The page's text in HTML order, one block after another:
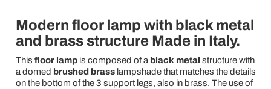
Modern floor lamp with black metal
and brass structure Made in Italy.
This floor lampis composed of a black metal structure with
a domed brushed brasslampshade that matches the details
on the bottom of the 3 support legs, also in brass. The use of